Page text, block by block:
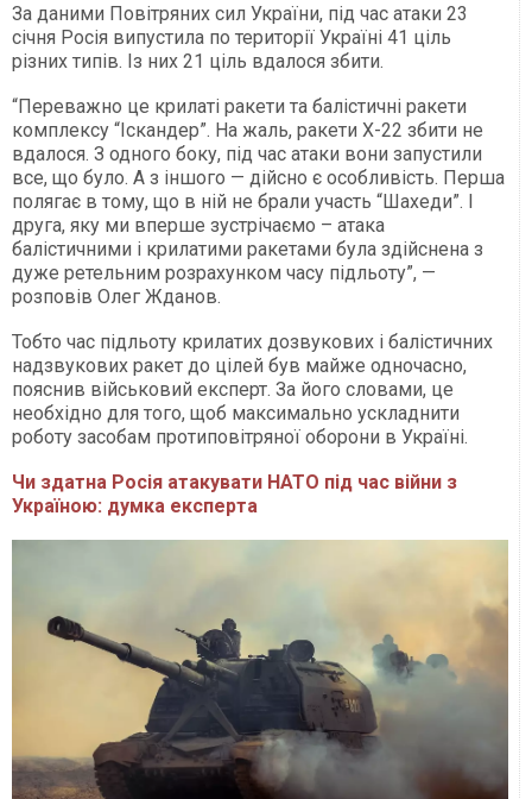
За даними Повітряних сил України, під час атаки 23
січня Росія випустила по території Україні 41 ціль
різних типів. Із них 21 ціль вдалося збити.
“Переважно це крилаті ракети та балістичні ракети
комплексу “Іскандер”. На жаль, ракети Х-22 збити не
вдалося. З одного боку, під час атаки вони запустили
все, що було. А з іншого — дійсно є особливість. Перша
полягає в тому, що в ній не брали участь “Шахеди”. І
друга, яку ми вперше зустрічаємо – атака
балістичними і крилатими ракетами була здійснена з
дуже ретельним розрахунком часу підльоту”, —
розповів Олег Жданов.
Тобто час підльоту крилатих дозвукових і балістичних
надзвукових ракет до цілей був майже одночасно,
пояснив військовий експерт. За його словами, це
необхідно для того, щоб максимально ускладнити
роботу засобам протиповітряної оборони в Україні.
Чи здатна Росія атакувати НАТО під час війни з
Україною: думка експерта